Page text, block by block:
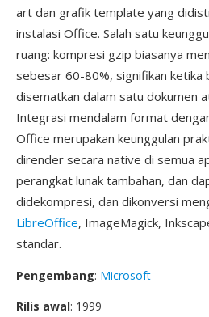
art dan grafik template yang
instalasi Office. Salah satu
ruang: kompresi gzip biasanya
sebesar 60-80%, signifikan ketika
disematkan dalam satu dokumen
Integrasi mendalam format
Office merupakan keunggulan
dirender secara native di semua
perangkat lunak tambahan, dan
didekompresi, dan dikonversi
LibreOffice, ImageMagick,
standar.
Pengembang: Microsoft
Rilis awal: 1999